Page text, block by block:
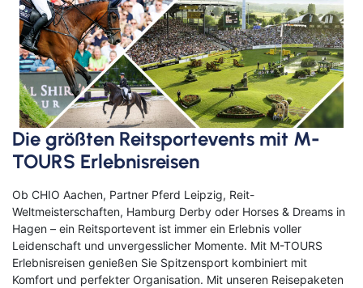
Die größten Reitsportevents mit M-
TOURS Erlebnisreisen
Ob CHIO Aachen, Partner Pferd Leipzig, Reit-
Weltmeisterschaften, Hamburg Derby oder Horses & Dreams in
Hagen – ein Reitsportevent ist immer ein Erlebnis voller
Leidenschaft und unvergesslicher Momente. Mit M-TOURS
Erlebnisreisen genießen Sie Spitzensport kombiniert mit
Komfort und perfekter Organisation. Mit unseren Reisepaketen